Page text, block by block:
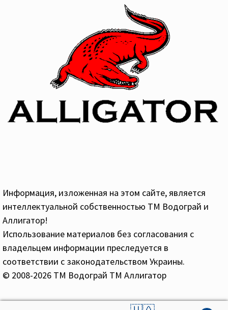
Информация, изложенная на этом сайте, является
интеллектуальной собственностью ТМ Водограй и
Аллигатор!
Использование материалов без согласования с
владельцем информации преследуется в
соответствии с законодательством Украины.
© 2008-2026 ТМ Водограй ТМ Аллигатор